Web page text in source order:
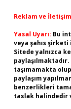
Reklam ve
Yasal Uyarı: Bu
veya şahıs
Sitede yalnızca
taşımamakta
paylaşım
benzerlikleri
taslak halindedir